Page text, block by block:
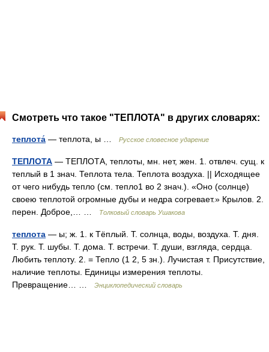
Смотреть что такое "ТЕПЛОТА" в других словарях:
теплота́ — теплота, ы … Русское словесное ударение
ТЕПЛОТА — ТЕПЛОТА, теплоты, мн. нет, жен. 1. отвлеч. сущ. к
теплый в 1 знач. Теплота тела. Теплота воздуха. || Исходящее
от чего нибудь тепло (см. тепло1 во 2 знач.). «Оно (солнце)
своею теплотой огромные дубы и недра согревает.» Крылов. 2.
перен. Доброе,… …
Толковый словарь Ушакова
теплота — ы; ж. 1. к Тёплый. Т. солнца, воды, воздуха. Т. дня.
Т. рук. Т. шубы. Т. дома. Т. встречи. Т. души, взгляда, сердца.
Любить теплоту. 2. = Тепло (1 2, 5 зн.). Лучистая т. Присутствие,
наличие теплоты. Единицы измерения теплоты.
Превращение… …
Энциклопедический словарь